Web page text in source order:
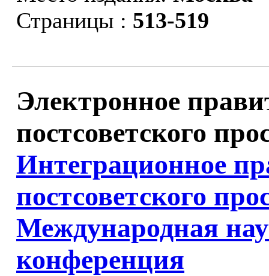
Страницы : 513-519
Электронное
постсоветского
Интеграционное
постсоветского
Международная
конференция